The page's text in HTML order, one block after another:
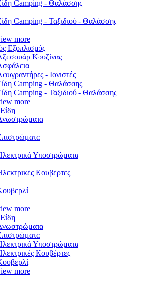
Camping - Θαλάσσης
Camping - Ταξιδιού - Θαλάσσης
more
Εξοπλισμός
Κουζίνας
- Ιονιστές
Camping - Θαλάσσης
Camping - Ταξιδιού - Θαλάσσης
more
Υποστρώματα
Κουβέρτες
more
Υποστρώματα
Κουβέρτες
more